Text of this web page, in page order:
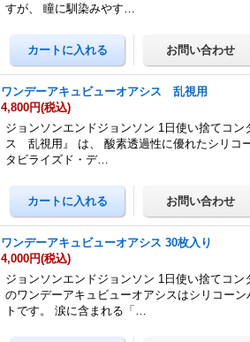
すが、 瞳に馴染みやす…
ワンデーアキュビューオアシス 乱視用
4,800円(税込)
ジョンソンエンドジョンソン 1日使い捨てコ
ス 乱視用』 は、 酸素透過性に優れたシリコ
タビライズド・デ…
ワンデーアキュビューオアシス 30枚入り
4,000円(税込)
ジョンソンエンドジョンソン 1日使い捨てコ
のワンデーアキュビューオアシスはシリコー
トです。 涙に含まれる「…